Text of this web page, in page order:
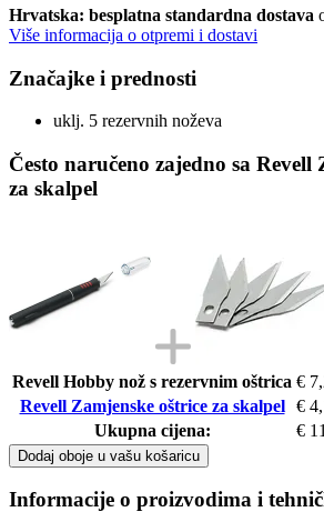
Hrvatska: besplatna standardna dostava
Više informacija o otpremi i dostavi
Značajke i prednosti
uklj. 5 rezervnih noževa
Često naručeno zajedno sa Revell
za skalpel
Revell Hobby nož s rezervnim oštrica €
Revell Zamjenske oštrice za skalpel
€
Ukupna cijena:
€
Dodaj oboje u vašu košaricu
Informacije o proizvodima i